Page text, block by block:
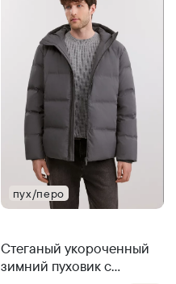
пух/перо
Стеганый укороченный
зимний пуховик с